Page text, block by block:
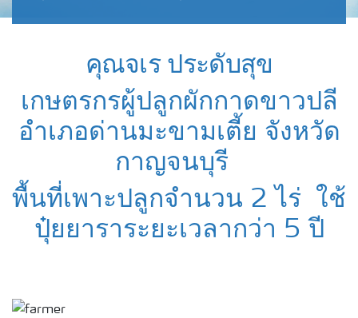
คุณจเร ประดับสุข
เกษตรกรผู้ปลูกผักกาดขาวปลี
อำเภอด่านมะขามเตี้ย จังหวัด
กาญจนบุรี
พื้นที่เพาะปลูกจำนวน 2 ไร่ ใช้
ปุ๋ยยาราระยะเวลากว่า 5 ปี